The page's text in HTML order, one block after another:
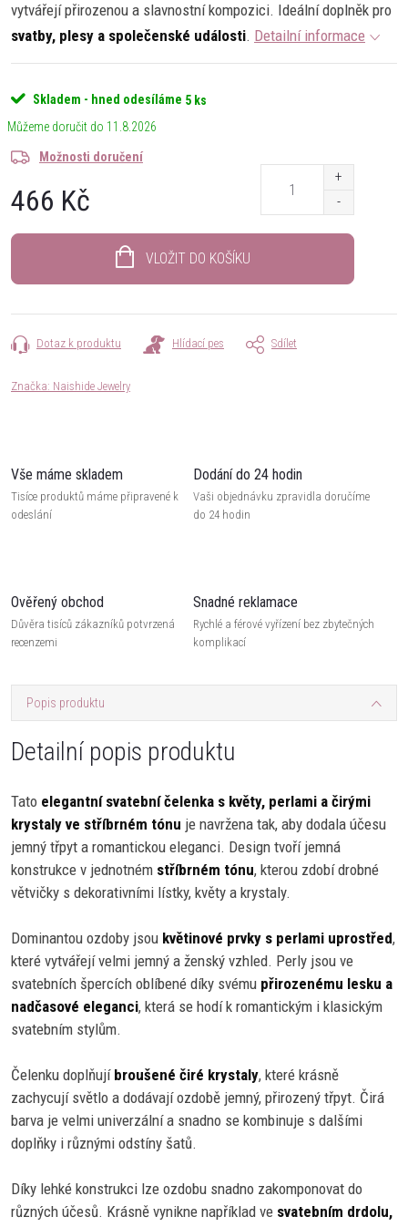
vytvářejí přirozenou a slavnostní kompozici. Ideální doplněk pro
svatby, plesy a společenské události. Detailní informace
Skladem - hned odesíláme 5 ks
11.8.2026
Možnosti doručení
466 Kč
VLOŽIT DO KOŠÍKU
Dotaz k produktu Hlídací pes Sdílet
Značka: Naishide Jewelry
Vše máme skladem
Tisíce produktů máme připravené k
odeslání
Dodání do 24 hodin
Vaši objednávku zpravidla doručíme
do 24 hodin
Ověřený obchod
Důvěra tisíců zákazníků potvrzená
recenzemi
Snadné reklamace
Rychlé a férové vyřízení bez zbytečných
komplikací
Popis produktu
Detailní popis produktu
Tato elegantní svatební čelenka s květy, perlami a čirými
krystaly ve stříbrném tónu je navržena tak, aby dodala účesu
jemný třpyt a romantickou eleganci. Design tvoří jemná
konstrukce v jednotném stříbrném tónu, kterou zdobí drobné
větvičky s dekorativními lístky, květy a krystaly.
Dominantou ozdoby jsou květinové prvky s perlami uprostřed,
které vytvářejí velmi jemný a ženský vzhled. Perly jsou ve
svatebních špercích oblíbené díky svému přirozenému lesku a
nadčasové eleganci, která se hodí k romantickým i klasickým
svatebním stylům.
Čelenku doplňují broušené čiré krystaly, které krásně
zachycují světlo a dodávají ozdobě jemný, přirozený třpyt. Čirá
barva je velmi univerzální a snadno se kombinuje s dalšími
doplňky i různými odstíny šatů.
Díky lehké konstrukci lze ozdobu snadno zakomponovat do
různých účesů. Krásně vynikne například ve svatebním drdolu,